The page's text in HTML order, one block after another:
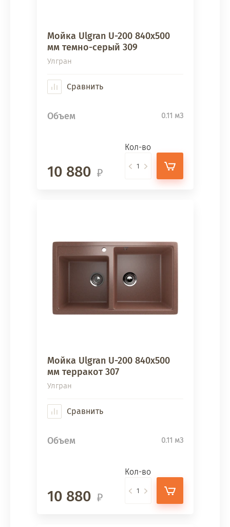
Мойка Ulgran U-200 840х500
мм темно-серый 309
Улгран
Сравнить
Объем 0.11 м3
10 880
Кол-во
Мойка Ulgran U-200 840х500
мм терракот 307
Улгран
Сравнить
Объем 0.11 м3
10 880
Кол-во